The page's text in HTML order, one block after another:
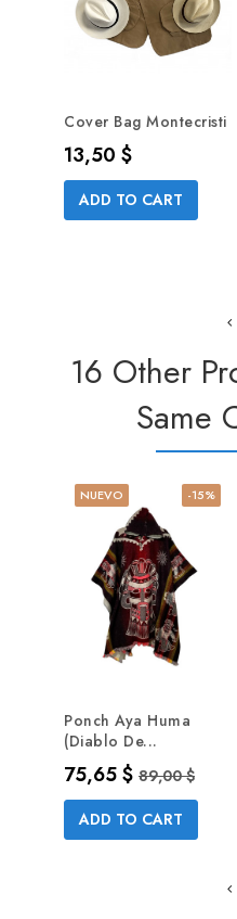
Cover Bag Montecristi
Precio
13,50 $
ADD TO CART
16 Other
Same
-15%
NUEVO
Ponch Aya Huma
(Diablo De...
Precio
75,65 $Precio base
89,00 $
ADD TO CART